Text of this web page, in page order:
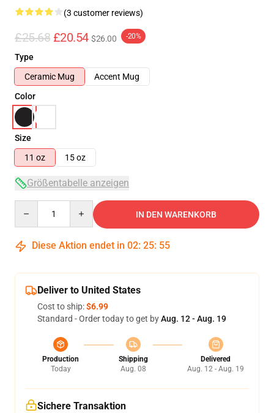
(3 customer reviews)
£25.68 £20.54 $26.00 -20%
Type
Ceramic Mug
Accent Mug
Color
Size
11 oz
15 oz
Größentabelle anzeigen
IN DEN WARENKORB
Diese Aktion endet in 02: 25: 54
Deliver to United States
Cost to ship:$6.99
Standard - Order today to get byAug. 12 - Aug. 19
Production
Today
Shipping
Aug. 08
Delivered
Aug. 12 - Aug. 19
Sichere Transaktion